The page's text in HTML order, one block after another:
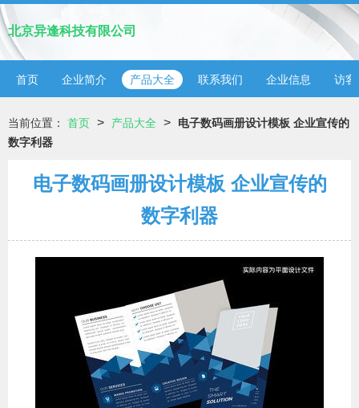
北京异逢科技有限公司
首页 企业简介 产品大全 联系我们 企业信息 访客
当前位置： 首页 > 产品大全 >
电子数码画册设计模板 企业宣传的
数字利器
电子数码画册设计模板 企业宣传的
数字利器